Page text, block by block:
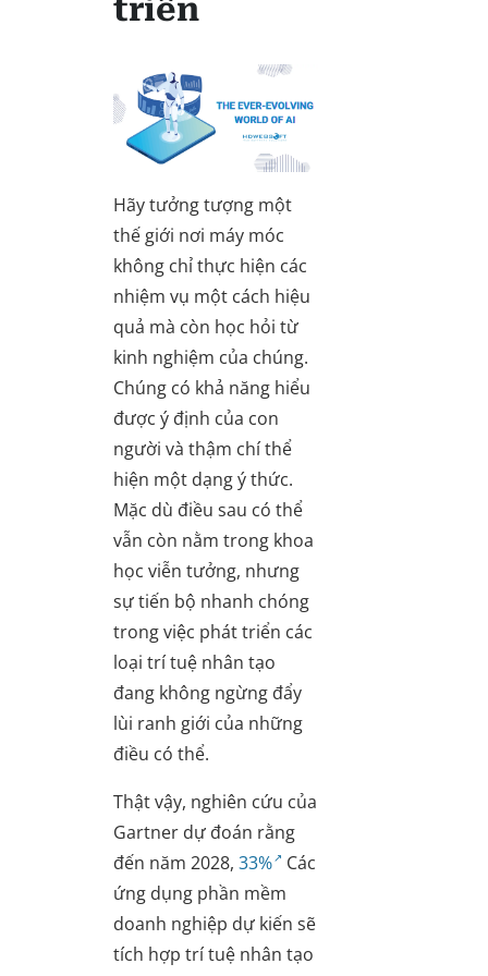
triển
Hãy tưởng tượng một
thế giới nơi máy móc
không chỉ thực hiện các
nhiệm vụ một cách hiệu
quả mà còn học hỏi từ
kinh nghiệm của chúng.
Chúng có khả năng hiểu
được ý định của con
người và thậm chí thể
hiện một dạng ý thức.
Mặc dù điều sau có thể
vẫn còn nằm trong khoa
học viễn tưởng, nhưng
sự tiến bộ nhanh chóng
trong việc phát triển các
loại trí tuệ nhân tạo
đang không ngừng đẩy
lùi ranh giới của những
điều có thể.
Thật vậy, nghiên cứu của
Gartner dự đoán rằng
đến năm 2028, 33%
Các
ứng dụng phần mềm
doanh nghiệp dự kiến sẽ
tích hợp trí tuệ nhân tạo